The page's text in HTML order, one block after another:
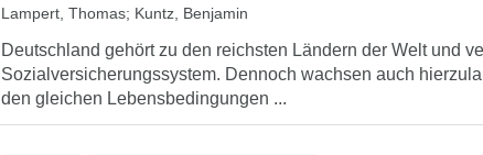
Lampert, Thomas; Kuntz, Benjamin
Deutschland gehört zu den reichsten Ländern der Welt und
Sozialversicherungssystem. Dennoch wachsen auch
den gleichen Lebensbedingungen ...